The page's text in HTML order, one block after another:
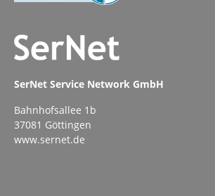
SerNet Service Network GmbH
Bahnhofsallee 1b
37081 Göttingen
www.sernet.de